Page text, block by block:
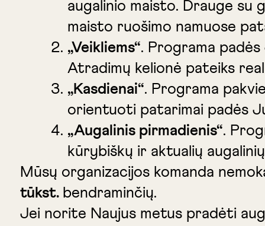
augalinio maisto. Drauge su
maisto ruošimo namuose
„Veikliems“. Programa
Atradimų kelionė pateiks
„Kasdienai“. Programa
orientuoti patarimai padės
„Augalinis pirmadienis“.
kūrybiškų ir aktualių
Mūsų organizacijos komanda
tūkst. bendraminčių.
Jei norite Naujus metus pradėti